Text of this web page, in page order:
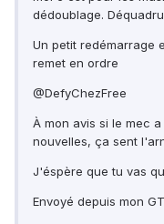
dédoublage.
Un petit redémarrage
remet en ordre
@DefyChezFree
À mon avis si le mec
nouvelles, ça sent
J'éspère que tu vas
Envoyé depuis mon